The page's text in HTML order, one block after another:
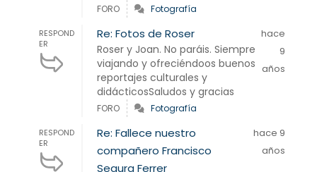
FORO Fotografía
RESPOND
ER
Re: Fotos de Roser
Roser y Joan. No paráis. Siempre
viajando y ofreciéndoos buenos
reportajes culturales y
didácticosSaludos y gracias
hace
9
años
FORO Fotografía
RESPOND
ER
Re: Fallece nuestro
compañero Francisco
Segura Ferrer
hace 9
años